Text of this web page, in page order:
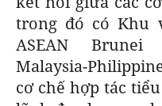
trong đó có Khu
ASEAN Brunei
Malaysia-
cơ chế hợp tác